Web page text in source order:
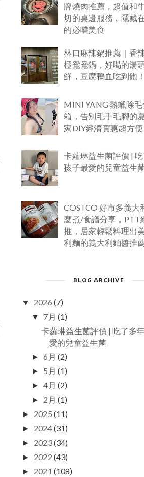
牌燒肉推薦，超值和
切的桌邊服務，隱藏
的必嚐美食
林口麻辣鍋推薦｜香
極鴛鴦鍋，好喝的湯
鮮，豆腐鴨血吃到飽！
MINI YANG 熱蠟除
箱，告別毛手毛腳的
家DIY經濟實惠超方便
卡蘿琳益生菌評價 |
孩子最愛的兒童益生
COSTCO 好市多義大
麼煮/食譜分享，PTT
推，居家輕鬆料理出
利麵的義大利麵醬推
BLOG ARCHIVE
▼ 2026 (7)
▼ 7月 (1)
卡蘿琳益生菌評價 | 吃了多
愛的兒童益生菌
► 6月 (2)
► 5月 (1)
► 4月 (2)
► 2月 (1)
► 2025 (11)
► 2024(31)
► 2023(34)
► 2022 (43)
► 2021 (108)